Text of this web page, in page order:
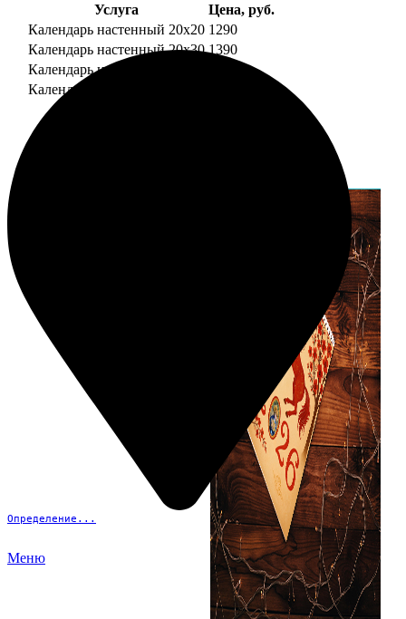
Определение...
Меню
Услуга
Цена, руб.
Календарь настенный 20х20 1290
Календарь настенный 20х30 1390
Календарь настенный 30х30
Календарь настенный 30х40